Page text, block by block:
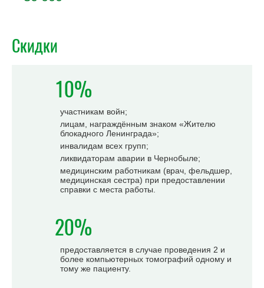
Скидки
10%
участникам войн;
лицам, награждённым знаком «Жителю
блокадного Ленинграда»;
инвалидам всех групп;
ликвидаторам аварии в Чернобыле;
медицинским работникам (врач, фельдшер,
медицинская сестра) при предоставлении
справки с места работы.
20%
предоставляется в случае проведения 2 и
более компьютерных томографий одному и
тому же пациенту.